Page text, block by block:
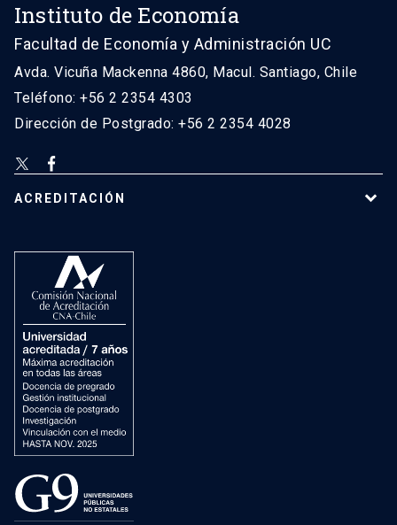
Instituto de Economía
Facultad de Economía y Administración UC
Avda. Vicuña Mackenna 4860, Macul. Santiago, Chile
Teléfono: +56 2 2354 4303
Dirección de Postgrado: +56 2 2354 4028
ACREDITACIÓN